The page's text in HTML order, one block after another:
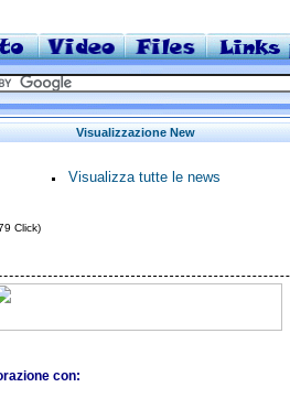
Visualizzazione New
Visualizza tutte le news
Click)
con: